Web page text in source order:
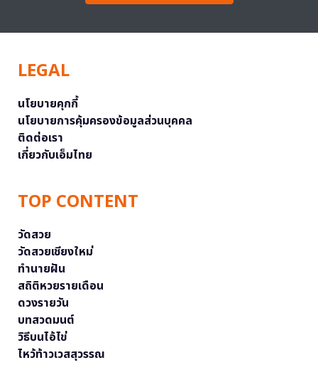
LEGAL
นโยบายคุกกี้
นโยบายการคุ้มครองข้อมูลส่วนบุคคล
ติดต่อเรา
เกี่ยวกับเอ็มไทย
TOP CONTENT
วัดสวย
วัดสวยเชียงใหม่
ทำนายฝัน
สถิติหวยรายเดือน
ดวงรายวัน
บทสวดมนต์
วิธีบนไอ้ไข่
ไหว้ท้าวเวสสุวรรณ